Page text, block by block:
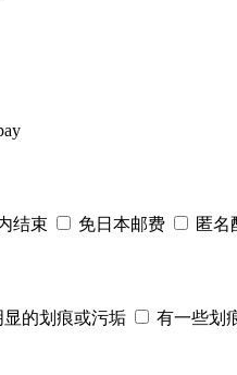
结束 免日本邮费 匿名
显的划痕或污垢 有一些划